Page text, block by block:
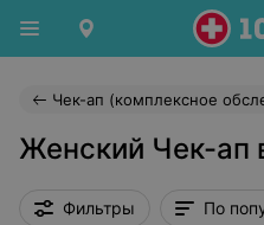
Чек-ап (комплексное
Женский Чек-ап
Фильтры По